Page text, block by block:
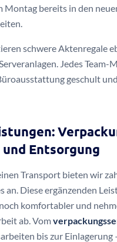
Montag bereits in den
schwere Aktenregale
Jedes Team-
geschult
Entsorgung
Transport bieten wir
an. Diese ergänzenden
komfortabler und
ab. Vom
bis zur Einlagerung